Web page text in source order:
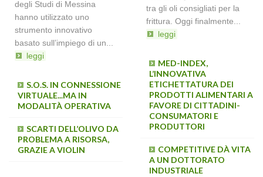
degli Studi di Messina
hanno utilizzato uno
strumento innovativo
basato sull’impiego di un...
leggi
S.O.S. IN CONNESSIONE
VIRTUALE...MA IN
MODALITÀ OPERATIVA
SCARTI DELL’OLIVO DA
PROBLEMA A RISORSA,
GRAZIE A VIOLIN
UNA GIORNATA
DIVULGATIVA SUL
PROGETTO
COMPETITIVE
EXTRAVERGINE DI OLIVA:
NON SOLO UN PROFILO
(CHIMICO), MA UNA VERA
tra gli oli consigliati per la
frittura. Oggi finalmente...
leggi
MED-INDEX,
L’INNOVATIVA
ETICHETTATURA DEI
PRODOTTI ALIMENTARI A
FAVORE DI CITTADINI-
CONSUMATORI E
PRODUTTORI
COMPETITIVE DÀ VITA
A UN DOTTORATO
INDUSTRIALE